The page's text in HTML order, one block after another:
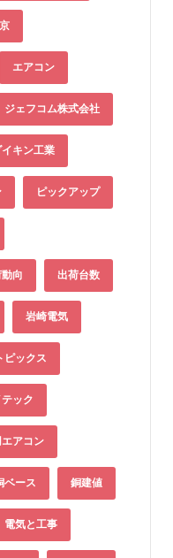
エアコン
ジェフコム株式会社
イキン工業
ピックアップ
向 出荷台数
岩崎電気
ピックス
ック
アコン
ベース 銅建値
電気と工事